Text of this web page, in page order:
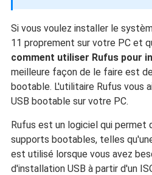
Si vous voulez installer le
11 proprement sur votre PC et
comment utiliser Rufus pour
meilleure façon de le faire est
bootable. L'utilitaire Rufus vous
USB bootable sur votre PC.
Rufus est un logiciel qui permet
supports bootables, telles
est utilisé lorsque vous avez
d'installation USB à partir d'un